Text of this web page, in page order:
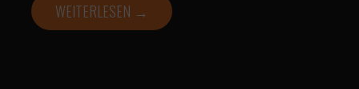
WEITERLESEN →